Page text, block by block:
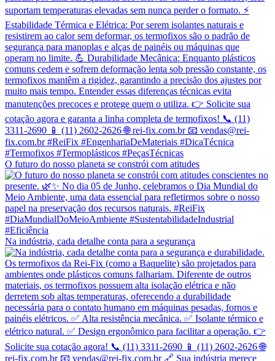
O futuro do nosso planeta se constrói com atitudes
Na indústria, cada detalhe conta para a segurança